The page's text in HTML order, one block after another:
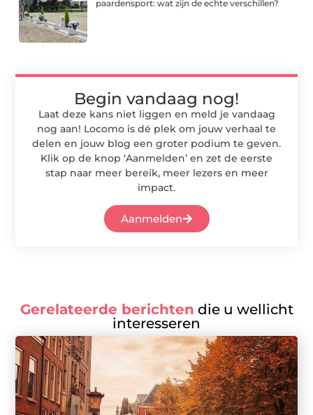
paardensport: wat zijn de echte verschillen?
Begin vandaag nog!
Laat deze kans niet liggen en meld je vandaag
nog aan! Locomo is dé plek om jouw verhaal te
delen en jouw blog een groter podium te geven.
Klik op de knop ‘Aanmelden’ en zet de eerste
stap naar meer bereik, meer lezers en meer
impact.
Aanmelden
Gerelateerde berichten die u wellicht
interesseren